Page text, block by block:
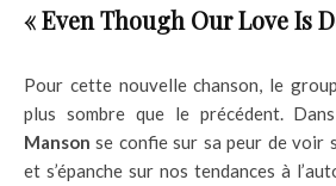
« Even Though Our Love Is
Pour cette nouvelle chanson, le
plus sombre que le précédent.
Manson se confie sur sa peur de voir
et s’épanche sur nos tendances à